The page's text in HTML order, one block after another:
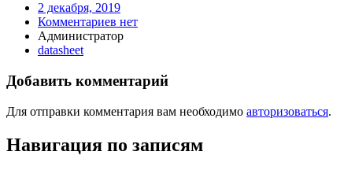
2 декабря, 2019
Комментариев нет
Администратор
datasheet
Добавить комментарий
Для отправки комментария вам необходимо авторизоваться.
Навигация по записям